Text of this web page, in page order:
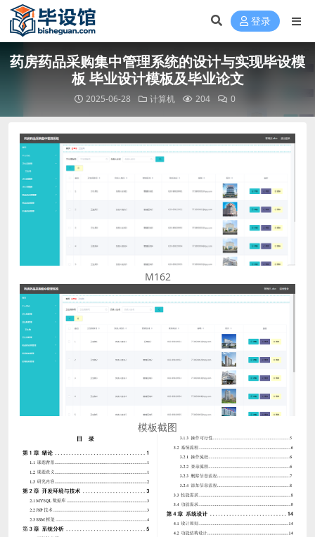
登录
药房药品采购集中管理系统的设计与实现毕设模
板 毕业设计模板及毕业论文
2025-06-28 计算机 204 0
M162
模板截图